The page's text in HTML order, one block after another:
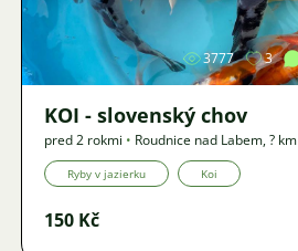
3777 3
KOI - slovenský chov
pred 2 rokmi • Roudnice nad Labem,? km
Ryby v jazierku Koi
150 Kč